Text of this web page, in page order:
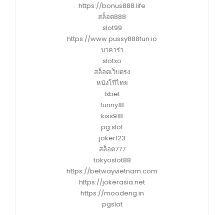
https://bonus888.life
สล็อต888
slot99
https://www.pussy888fun.io
บาคาร่า
slotxo
สล็อตเว็บตรง
หนังโป๊ไทย
1xbet
funny18
kiss918
pg slot
joker123
สล็อต777
tokyoslot88
https://betwayvietnam.com
https://jokerasia.net
https://moodeng.in
pgslot